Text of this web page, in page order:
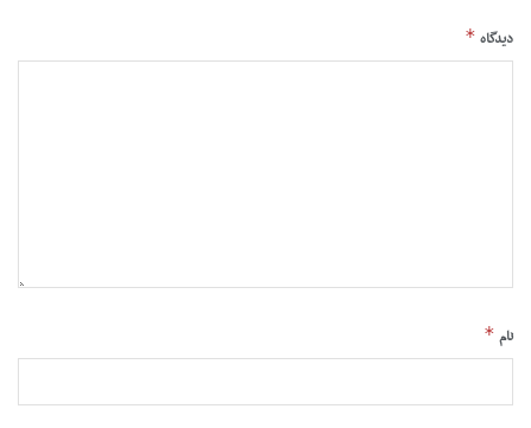
دیدگاه *
نام *